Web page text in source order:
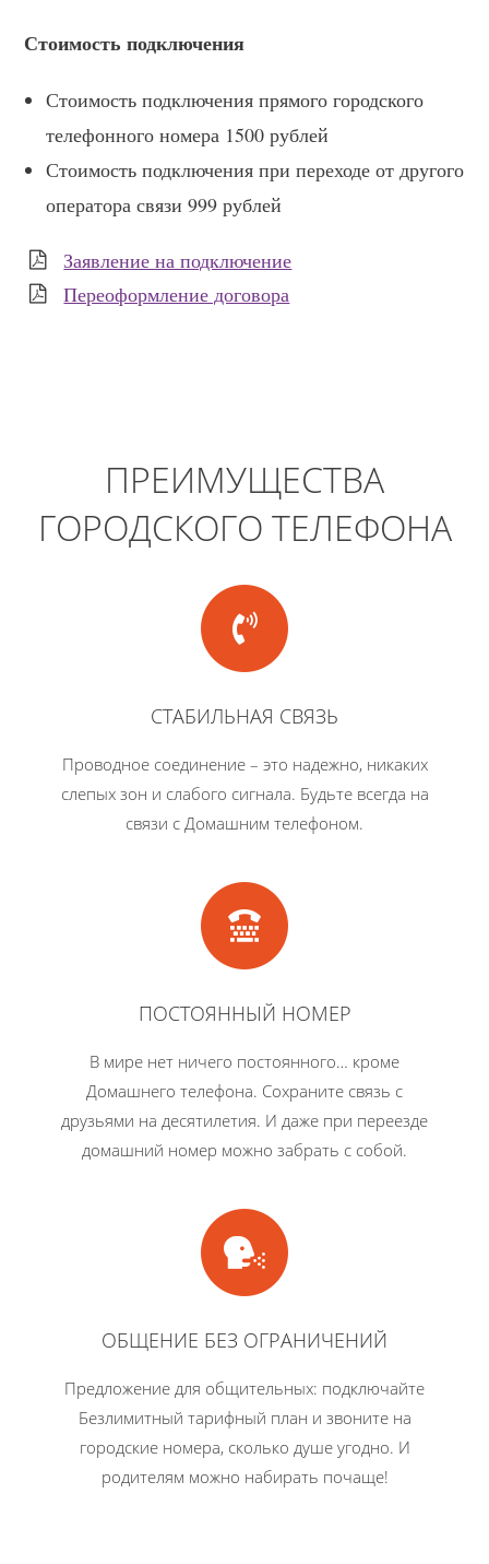
Стоимость подключения
Стоимость подключения прямого городского
телефонного номера 1500 рублей
Стоимость подключения при переходе от другого
оператора связи 999 рублей
Заявление на подключение
Переоформление договора
ПРЕИМУЩЕСТВА
ГОРОДСКОГО ТЕЛЕФОНА
СТАБИЛЬНАЯ СВЯЗЬ
Проводное соединение – это надежно, никаких
слепых зон и слабого сигнала. Будьте всегда на
связи с Домашним телефоном.
ПОСТОЯННЫЙ НОМЕР
В мире нет ничего постоянного… кроме
Домашнего телефона. Сохраните связь с
друзьями на десятилетия. И даже при переезде
домашний номер можно забрать с собой.
ОБЩЕНИЕ БЕЗ ОГРАНИЧЕНИЙ
Предложение для общительных: подключайте
Безлимитный тарифный план и звоните на
городские номера, сколько душе угодно. И
родителям можно набирать почаще!